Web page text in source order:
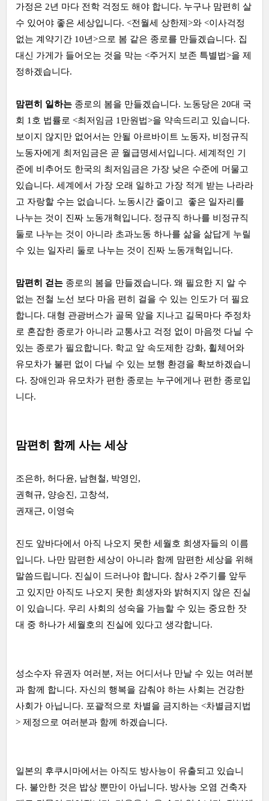
가정은 2년 마다 전학 걱정도 해야 합니다. 누구나 맘편히 살
수 있어야 좋은 세상입니다. <전월세 상한제>와 <이사걱정
없는 계약기간 10년>으로 봄 같은 종로를 만들겠습니다. 집
대신 가게가 들어오는 것을 막는 <주거지 보존 특별법>을 제
정하겠습니다.
맘편히 일하는 종로의 봄을 만들겠습니다. 노동당은 20대 국
회 1호 법률로 <최저임금 1만원법>을 약속드리고 있습니다.
보이지 않지만 없어서는 안될 아르바이트 노동자, 비정규직
노동자에게 최저임금은 곧 월급명세서입니다. 세계적인 기
준에 비추어도 한국의 최저임금은 가장 낮은 수준에 머물고
있습니다. 세계에서 가장 오래 일하고 가장 적게 받는 나라라
고 자랑할 수는 없습니다. 노동시간 줄이고 좋은 일자리를
나누는 것이 진짜 노동개혁입니다. 정규직 하나를 비정규직
둘로 나누는 것이 아니라 초과노동 하나를 삶을 삶답게 누릴
수 있는 일자리 둘로 나누는 것이 진짜 노동개혁입니다.
맘편히 걷는 종로의 봄을 만들겠습니다. 왜 필요한 지 알 수
없는 전철 노선 보다 마음 편히 걸을 수 있는 인도가 더 필요
합니다. 대형 관광버스가 골목 앞을 지나고 길목마다 주정차
로 혼잡한 종로가 아니라 교통사고 걱정 없이 마음껏 다닐 수
있는 종로가 필요합니다. 학교 앞 속도제한 강화, 휠체어와
유모차가 불편 없이 다닐 수 있는 보행 환경을 확보하겠습니
다. 장애인과 유모차가 편한 종로는 누구에게나 편한 종로입
니다.
맘편히 함께 사는 세상
조은하, 허다윤, 남현철, 박영인,
권혁규, 양승진, 고창석,
권재근, 이영숙
진도 앞바다에서 아직 나오지 못한 세월호 희생자들의 이름
입니다. 나만 맘편한 세상이 아니라 함께 맘편한 세상을 위해
말씀드립니다. 진실이 드러나야 합니다. 참사 2주기를 앞두
고 있지만 아직도 나오지 못한 희생자와 밝혀지지 않은 진실
이 있습니다. 우리 사회의 성숙을 가늠할 수 있는 중요한 잣
대 중 하나가 세월호의 진실에 있다고 생각합니다.
성소수자 유권자 여러분, 저는 어디서나 만날 수 있는 여러분
과 함께 합니다. 자신의 행복을 감춰야 하는 사회는 건강한
사회가 아닙니다. 포괄적으로 차별을 금지하는 <차별금지법
> 제정으로 여러분과 함께 하겠습니다.
일본의 후쿠시마에서는 아직도 방사능이 유출되고 있습니
다. 불안한 것은 밥상 뿐만이 아닙니다. 방사능 오염 건축자